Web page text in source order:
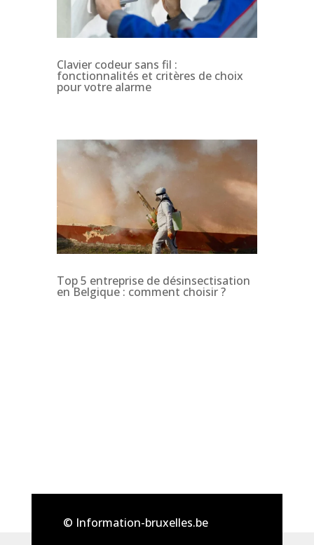
Clavier codeur sans fil :
fonctionnalités et critères de choix
pour votre alarme
Top 5 entreprise de désinsectisation
en Belgique : comment choisir ?
© Information-bruxelles.be